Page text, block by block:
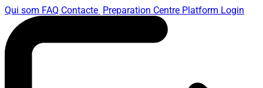
Qui som FAQ Contacte Preparation Centre Platform Login